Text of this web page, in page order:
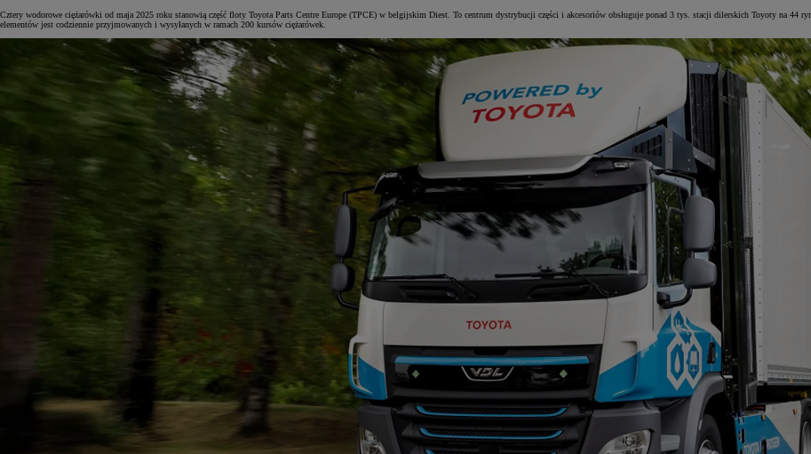
Od81 900 zł
Yaris Cross
Cztery wodorowe ciężarówki od maja 2025 roku stanowią część floty Toyota Parts Centre Europe (TPCE) w belgijskim Diest. To centrum dystrybucji części i akcesoriów obsługuje ponad 3 tys. stacji dilerskich Toyoty na 44
elementów jest codziennie przyjmowanych i wysyłanych w ramach 200 kursów ciężarówek.